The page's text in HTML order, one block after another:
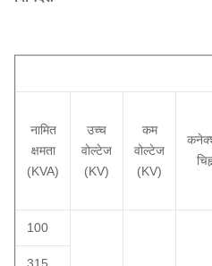
21
यंत्र
परिवेश का
नामित
क्षमता
(KVA)
उच्च
वोल्टेज
(KV)
कम
वोल्टेज
(KV)
100